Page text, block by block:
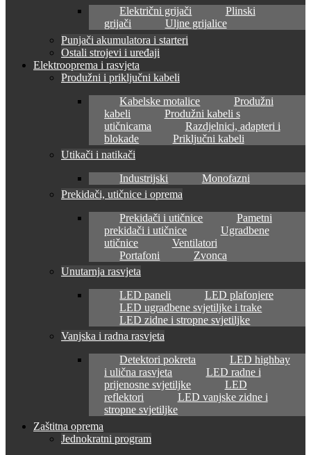
Električni grijači
Plinski
grijači
Uljne grijalice
Punjači akumulatora i starteri
Ostali strojevi i uređaji
Elektrooprema i rasvjeta
Produžni i priključni kabeli
Kabelske motalice
Produžni
kabeli
Produžni kabeli s
utičnicama
Razdjelnici, adapteri i
blokade
Priključni kabeli
Utikači i natikači
Industrijski
Monofazni
Prekidači, utičnice i oprema
Prekidači i utičnice
Pametni
prekidači i utičnice
Ugradbene
utičnice
Ventilatori
Portafoni
Zvonca
Unutarnja rasvjeta
LED paneli
LED plafonjere
LED ugradbene svjetiljke i trake
LED zidne i stropne svjetiljke
Vanjska i radna rasvjeta
Detektori pokreta
LED highbay
i ulična rasvjeta
LED radne i
prijenosne svjetiljke
LED
reflektori
LED vanjske zidne i
stropne svjetiljke
Zaštitna oprema
Jednokratni program